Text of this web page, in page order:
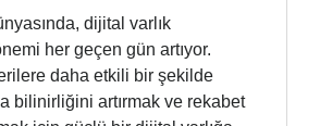
dijital varlık
her geçen gün artıyor.
daha etkili bir şekilde
bilinirliğini artırmak ve rekabet